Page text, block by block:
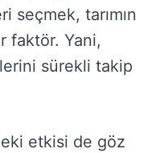
seçmek, tarımın
faktör. Yani,
sürekli takip
etkisi de göz